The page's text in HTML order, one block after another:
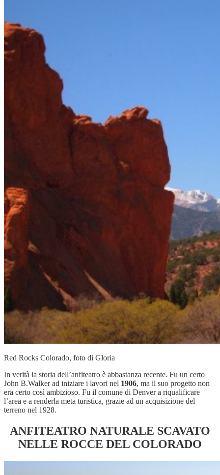
Red Rocks Colorado, foto di Gloria
In verità la storia dell’anfiteatro è abbastanza recente. Fu un certo
John B.Walker ad iniziare i lavori nel 1906, ma il suo progetto non
era certo così ambizioso. Fu il comune di Denver a riqualificare
l’area e a renderla meta turistica, grazie ad un acquisizione del
terreno nel 1928.
ANFITEATRO NATURALE SCAVATO
NELLE ROCCE DEL COLORADO